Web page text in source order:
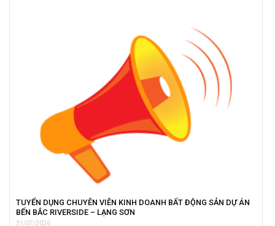
TUYỂN DỤNG CHUYÊN VIÊN KINH DOANH BẤT ĐỘNG SẢN DỰ ÁN
BẾN BẮC RIVERSIDE – LẠNG SƠN
31/07/2026